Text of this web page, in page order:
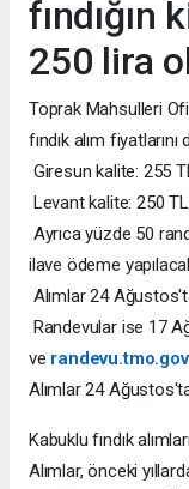
fındığın
250 lira
Toprak Mahsulleri
fındık alım fiyatlarını
Giresun kalite: 255
Levant kalite: 250
Ayrıca yüzde 50
ilave ödeme
Alımlar 24
Randevular ise 17
ve
Alımlar 24
Kabuklu fındık
Alımlar, önceki